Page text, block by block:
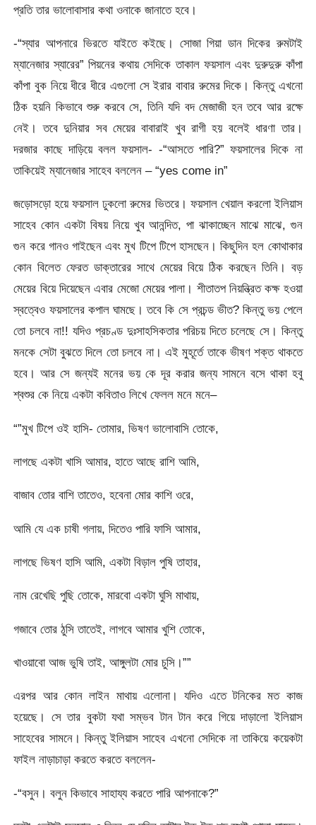
প্রতি তার ভালোবাসার কথা ওনাকে জানাতে হবে।
-“স্যার আপনারে ভিরতে যাইতে কইছে। সোজা গিয়া ডান দিকের রুমটাই
ম্যানেজার স্যারের” পিয়নের কথায় সেদিকে তাকাল ফয়সাল এবং দুরুদুরু কাঁপা
কাঁপা বুক নিয়ে ধীরে ধীরে এগুলো সে ইরার বাবার রুমের দিকে। কিন্তু এখনো
ঠিক হয়নি কিভাবে শুরু করবে সে, তিনি যদি বদ মেজাজী হন তবে আর রক্ষে
নেই। তবে দুনিয়ার সব মেয়ের বাবারাই খুব রাগী হয় বলেই ধারণা তার।
দরজার কাছে দাড়িয়ে বলল ফয়সাল- -“আসতে পারি?” ফয়সালের দিকে না
তাকিয়েই ম্যানেজার সাহেব বললেন – “yes come in”
জড়োসড়ো হয়ে ফয়সাল ঢুকলো রুমের ভিতরে। ফয়সাল খেয়াল করলো ইলিয়াস
সাহেব কোন একটা বিষয় নিয়ে খুব আনন্দিত, পা ঝাকাচ্ছেন মাঝে মাঝে, গুন
গুন করে গানও গাইছেন এবং মুখ টিপে টিপে হাসছেন। কিছুদিন হল কোথাকার
কোন বিলেত ফেরত ডাক্তারের সাথে মেয়ের বিয়ে ঠিক করছেন তিনি। বড়
মেয়ের বিয়ে দিয়েছেন এবার মেজো মেয়ের পালা। শীতাতপ নিয়ন্ত্রিত কক্ষ হওয়া
স্বত্বেও ফয়সালের কপাল ঘামছে। তবে কি সে প্রচন্ড ভীত? কিন্তু ভয় পেলে
তো চলবে না!! যদিও প্রচণ্ড দুঃসাহসিকতার পরিচয় দিতে চলেছে সে। কিন্তু
মনকে সেটা বুঝতে দিলে তো চলবে না। এই মুহূর্তে তাকে ভীষণ শক্ত থাকতে
হবে। আর সে জন্যই মনের ভয় কে দূর করার জন্য সামনে বসে থাকা হবু
শ্বশুর কে নিয়ে একটা কবিতাও লিখে ফেলল মনে মনে–
“”মুখ টিপে ওই হাসি- তোমার, ভিষণ ভালোবাসি তোকে,
লাগছে একটা খাসি আমার, হাতে আছে রাশি আমি,
বাজাব তোর বাশি তাতেও, হবেনা মোর কাশি ওরে,
আমি যে এক চাষী গলায়, দিতেও পারি ফাসি আমার,
লাগছে ভিষণ হাসি আমি, একটা বিড়াল পুষি তাহার,
নাম রেখেছি পুছি তোকে, মারবো একটা ঘুসি মাথায়,
গজাবে তোর ঠুসি তাতেই, লাগবে আমার খুশি তোকে,
খাওয়াবো আজ ভুষি তাই, আঙ্গুলটা মোর চুসি।””
এরপর আর কোন লাইন মাথায় এলোনা। যদিও এতে টনিকের মত কাজ
হয়েছে। সে তার বুকটা যথা সম্ভব টান টান করে গিয়ে দাড়ালো ইলিয়াস
সাহেবের সামনে। কিন্তু ইলিয়াস সাহেব এখনো সেদিকে না তাকিয়ে কয়েকটা
ফাইল নাড়াচাড়া করতে করতে বললেন-
-“বসুন। বলুন কিভাবে সাহায্য করতে পারি আপনাকে?”